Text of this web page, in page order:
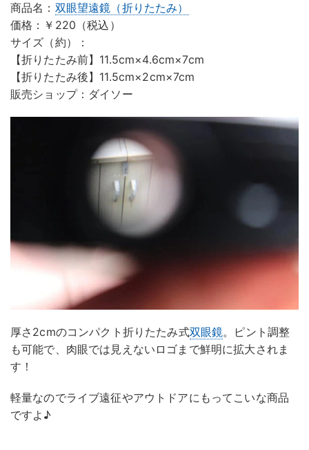
商品名： 双眼望遠鏡（折りたたみ）
価格：￥220（税込）
サイズ（約）：
【折りたたみ前】11.5cm×4.6cm×7cm
【折りたたみ後】11.5cm×2cm×7cm
販売ショップ：ダイソー
厚さ2cmのコンパクト折りたたみ式双眼鏡。ピント調整
も可能で、肉眼では見えないロゴまで鮮明に拡大されま
す！
軽量なのでライブ遠征やアウトドアにもってこいな商品
ですよ♪